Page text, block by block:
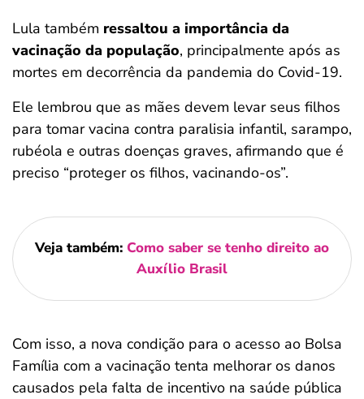
Lula também ressaltou a importância da
vacinação da população, principalmente após as
mortes em decorrência da pandemia do Covid-19.
Ele lembrou que as mães devem levar seus filhos
para tomar vacina contra paralisia infantil, sarampo,
rubéola e outras doenças graves, afirmando que é
preciso “proteger os filhos, vacinando-os”.
Veja também: Como saber se tenho direito ao
Auxílio Brasil
Com isso, a nova condição para o acesso ao Bolsa
Família com a vacinação tenta melhorar os danos
causados pela falta de incentivo na saúde pública